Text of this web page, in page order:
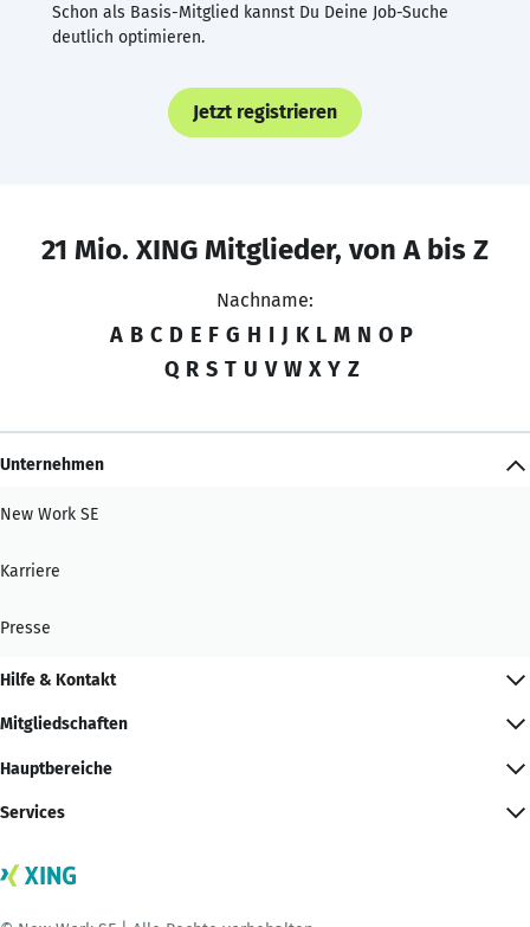
Schon als Basis-Mitglied kannst Du Deine Job-Suche
deutlich optimieren.
Jetzt registrieren
21 Mio. XING Mitglieder, von A bis Z
Nachname:
A B C D E F G H I J K L M N O P
Q R S T U V W X Y Z
Unternehmen
New Work SE
Karriere
Presse
Hilfe & Kontakt
Mitgliedschaften
Hauptbereiche
Services